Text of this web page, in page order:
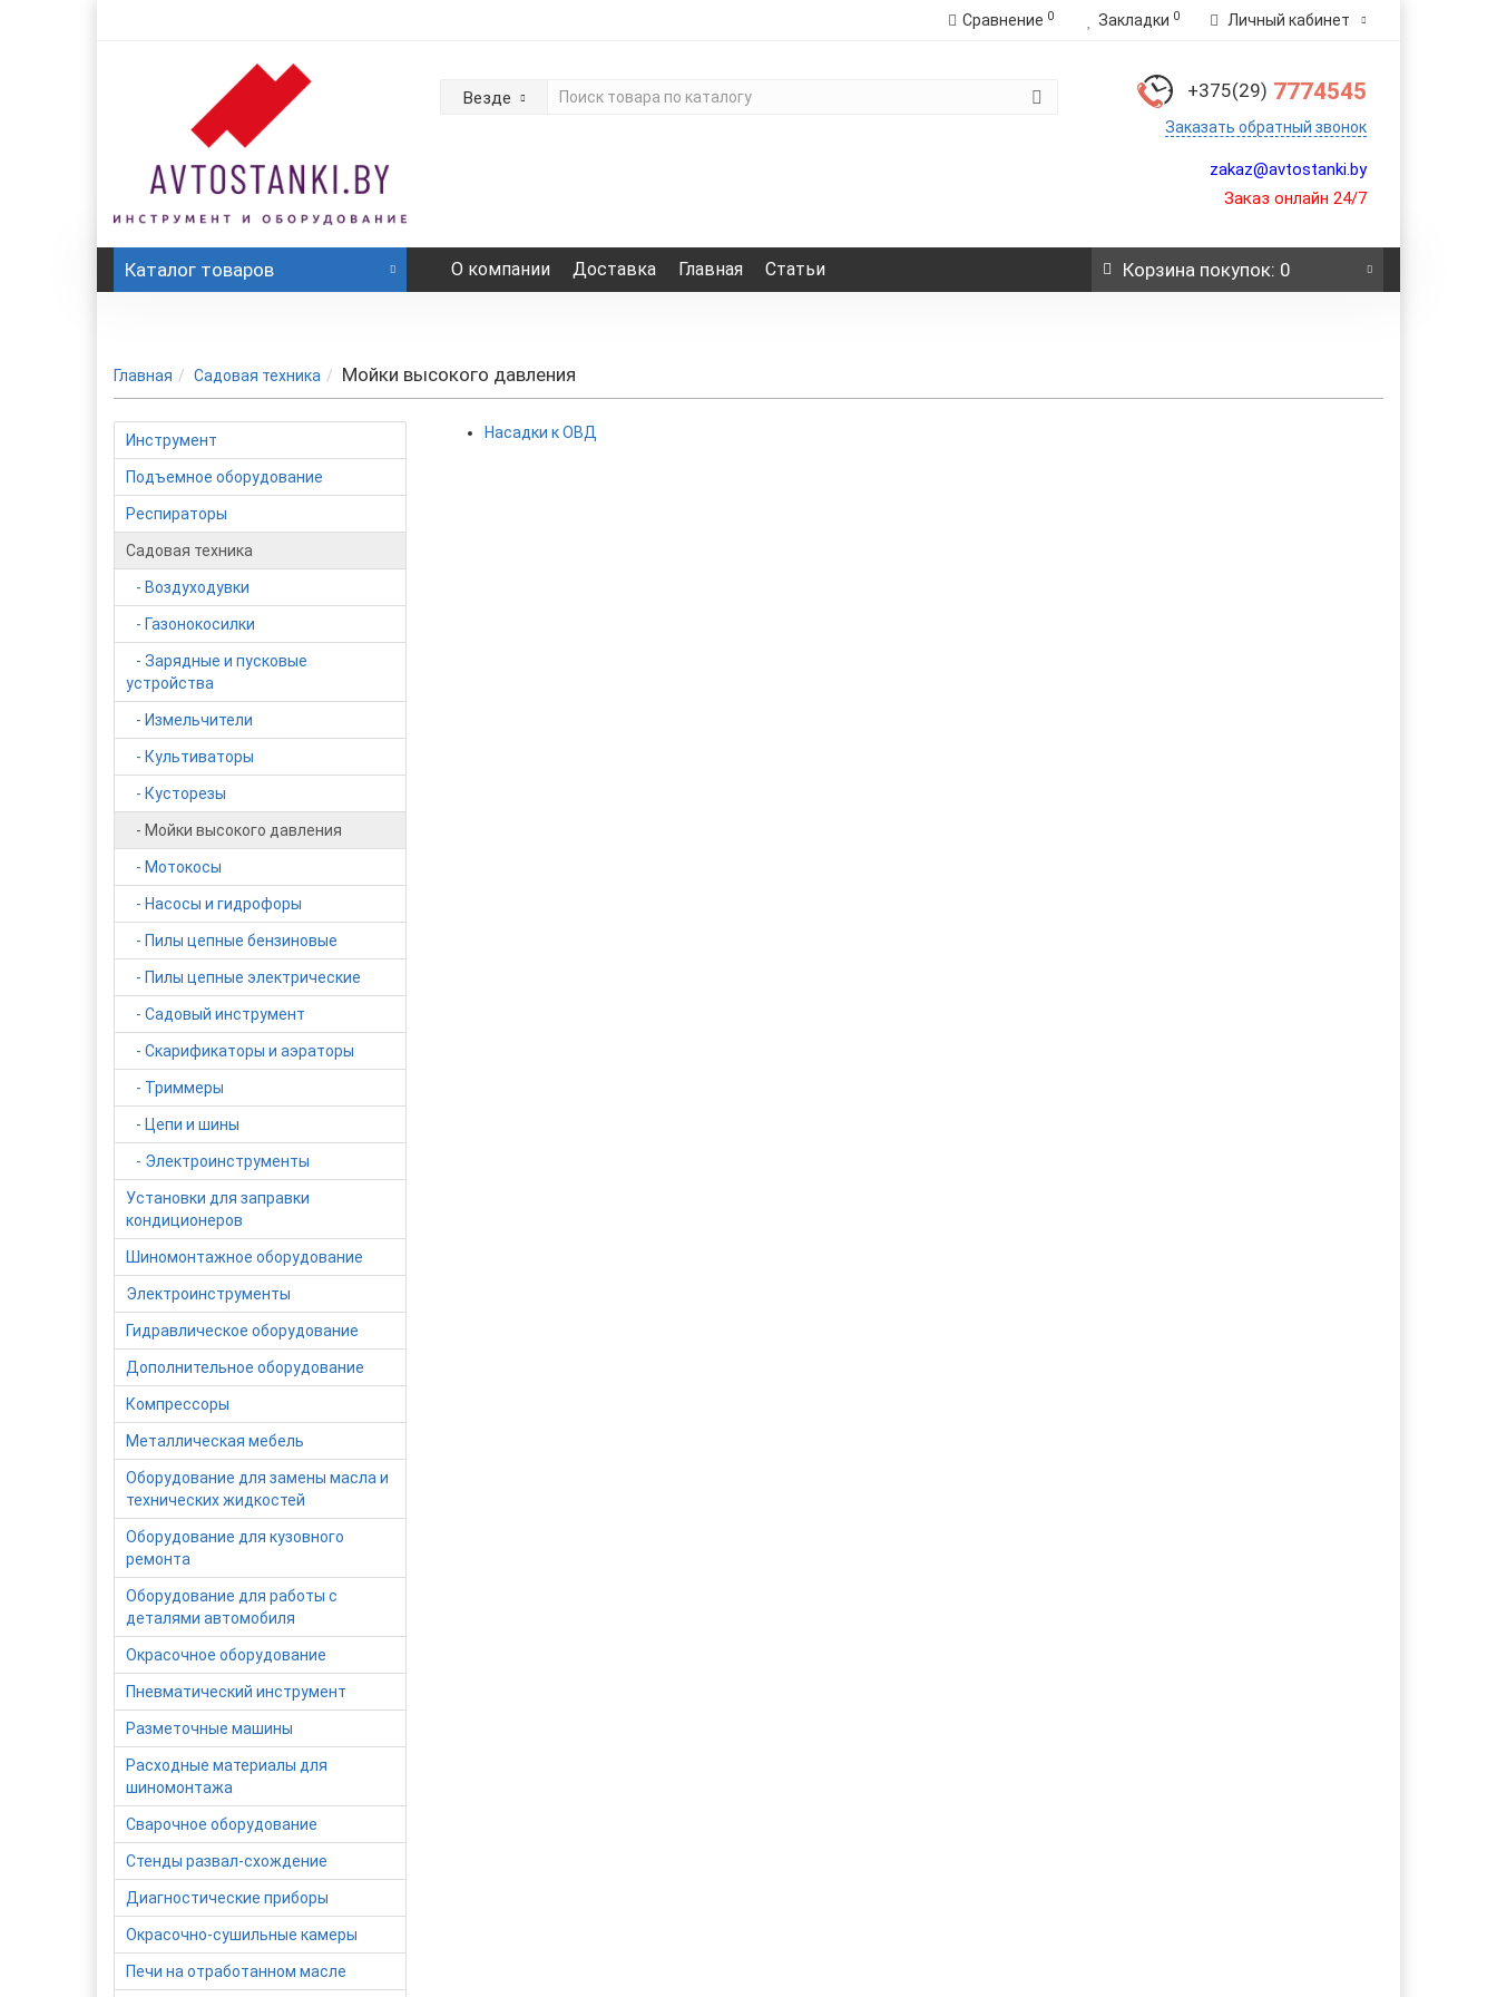
Сравнение 0 Закладки 0 Личный кабинет
Везде +375(29) 7774545
Заказать обратный звонок
zakaz@avtostanki.by
Заказ онлайн 24/7
Каталог товаров О компании Доставка Главная Статьи Корзинапокупок: 0
Главная Садовая техника Мойки высокого давления
Инструмент
Подъемное оборудование
Респираторы
Садовая техника
- Воздуходувки
- Газонокосилки
- Зарядные и пусковые
устройства
- Измельчители
- Культиваторы
- Кусторезы
- Мойки высокого давления
- Мотокосы
- Насосы и гидрофоры
- Пилы цепные бензиновые
- Пилы цепные электрические
- Садовый инструмент
- Скарификаторы и аэраторы
- Триммеры
- Цепи и шины
- Электроинструменты
Установки для заправки
кондиционеров
Шиномонтажное оборудование
Электроинструменты
Гидравлическое оборудование
Дополнительное оборудование
Компрессоры
Металлическая мебель
Оборудование для замены масла и
технических жидкостей
Оборудование для кузовного
ремонта
Оборудование для работы с
деталями автомобиля
Окрасочное оборудование
Пневматический инструмент
Разметочные машины
Расходные материалы для
шиномонтажа
Сварочное оборудование
Стенды развал-схождение
Диагностические приборы
Окрасочно-сушильные камеры
Печи на отработанном масле
Насадки к ОВД